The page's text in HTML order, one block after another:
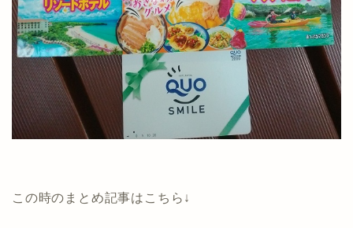
この時のまとめ記事はこちら↓